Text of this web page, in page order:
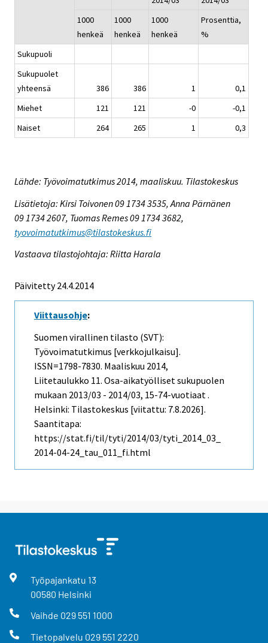
1000
henkeä
1000
henkeä
1000
henkeä
Prosenttia,
%
Sukupuoli
Sukupuolet
yhteensä
386 386 1
0,1
Miehet
121 121 -0
-0,1
Naiset
264 265 1 0,3
Lähde: Työvoimatutkimus 2014, maaliskuu. Tilastokeskus
Lisätietoja: Kirsi Toivonen 09 1734 3535, Anna Pärnänen
09 1734 2607, Tuomas Remes 09 1734 3682,
tyovoimatutkimus@tilastokeskus.fi
Vastaava tilastojohtaja: Riitta Harala
Päivitetty 24.4.2014
Viittausohje:
Suomen virallinen tilasto (SVT):
Työvoimatutkimus [verkkojulkaisu].
ISSN=1798-7830. Maaliskuu 2014,
Liitetaulukko 11. Osa-aikatyölliset sukupuolen
mukaan 2013/03 - 2014/03, 15-74-vuotiaat .
Helsinki: Tilastokeskus [viitattu: 7.8.2026].
Saantitapa:
https://stat.fi/til/tyti/2014/03/tyti_2014_03_
2014-04-24_tau_011_fi.html
Työpajankatu 13
00580 Helsinki
Vaihde 029 551 1000
Tietopalvelu 029 551 2220